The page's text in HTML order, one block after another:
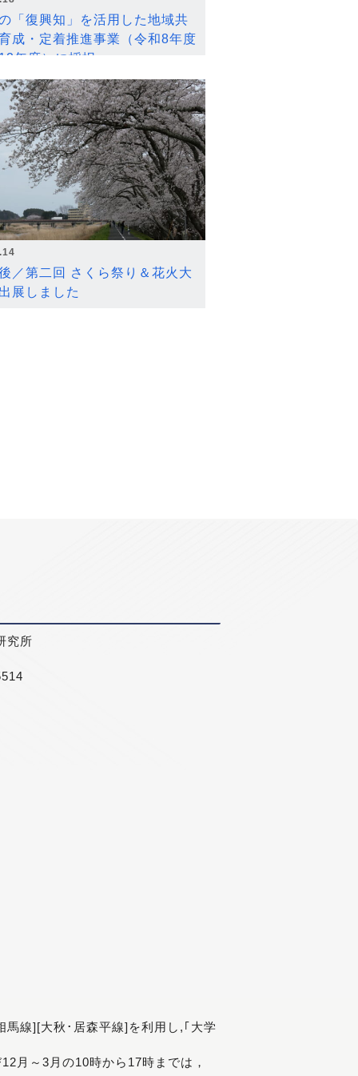
「復興知」を活用した地域共
成・定着推進事業（令和8年度
年度）に採択
／第二回 さくら祭り＆花火大
展しました
究所
線][大秋･居森平線]を利用し,｢大学
月～3月の10時から17時までは，